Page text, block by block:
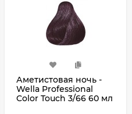
Аметистовая ночь -
Wella Professional
Color Touch 3/66 60 мл